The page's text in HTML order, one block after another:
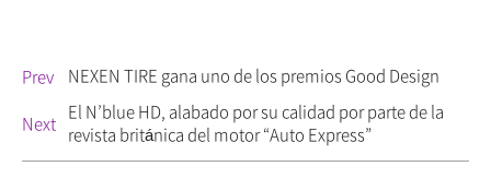
Prev
NEXEN TIRE gana uno de los premios Good Design
Next El N’blue HD, alabado por su calidad por parte de la
revista británica del motor “Auto Express”